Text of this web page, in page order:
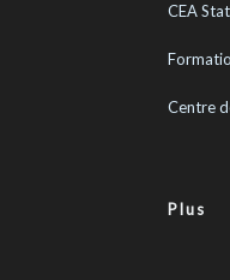
CEA
Centre
Plus